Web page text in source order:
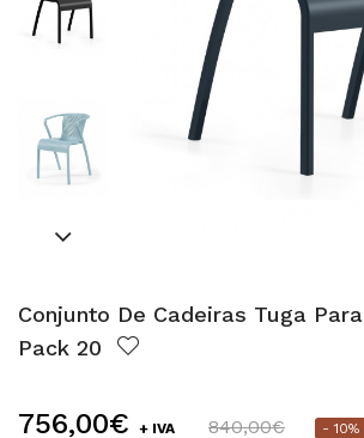
Conjunto De Cadeiras Tuga
Pack 20
756,00€ + IVA 840,00€ - 10%